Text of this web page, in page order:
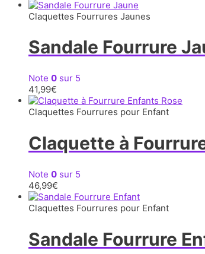
Claquettes Fourrures Jaunes
Sandale Fourrure
Note 0 sur 5
41,99€
Claquettes Fourrures pour Enfant
Claquette à
Note 0 sur 5
46,99€
Claquettes Fourrures pour Enfant
Sandale Fourrure